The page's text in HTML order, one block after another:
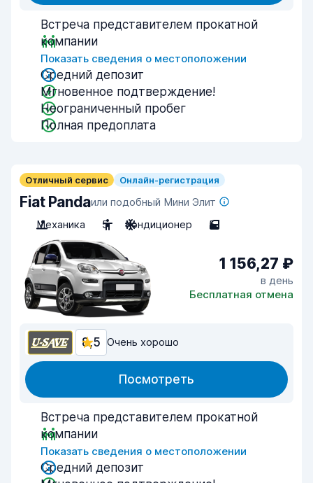
Встреча представителем прокатной
компании
Показать сведения о местоположении
Средний депозит
Мгновенное подтверждение!
Неограниченный пробег
Полная предоплата
Отличный сервис Онлайн-регистрация
Fiat Pandaили подобный Мини Элит
Механика
5 Кондиционер 5
1 156,27 ₽
в день
Бесплатная отмена
8,5 Очень хорошо
Посмотреть
Встреча представителем прокатной
компании
Показать сведения о местоположении
Средний депозит